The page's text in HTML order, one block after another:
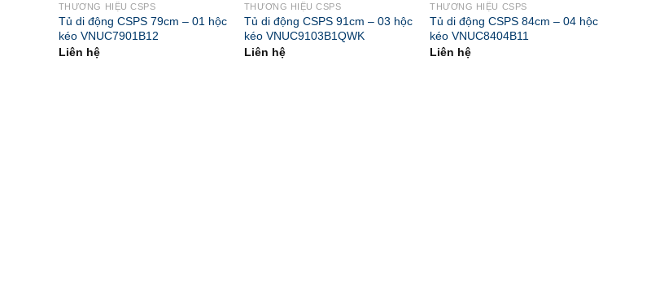
THƯƠNG HIỆU CSPS
Tủ di động CSPS 79cm – 01 hộc
kéo VNUC7901B12
Liên hệ
THƯƠNG HIỆU CSPS
Tủ di động CSPS 91cm – 03 hộc
kéo VNUC9103B1QWK
Liên hệ
THƯƠNG HIỆU CSPS
Tủ di động CSPS 84cm – 04 hộc
kéo VNUC8404B11
Liên hệ